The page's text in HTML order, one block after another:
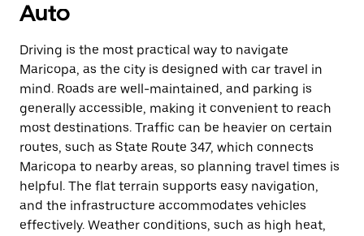
Auto
Driving is the most practical way to navigate
Maricopa, as the city is designed with car travel in
mind. Roads are well-maintained, and parking is
generally accessible, making it convenient to reach
most destinations. Traffic can be heavier on certain
routes, such as State Route 347, which connects
Maricopa to nearby areas, so planning travel times is
helpful. The flat terrain supports easy navigation,
and the infrastructure accommodates vehicles
effectively. Weather conditions, such as high heat,